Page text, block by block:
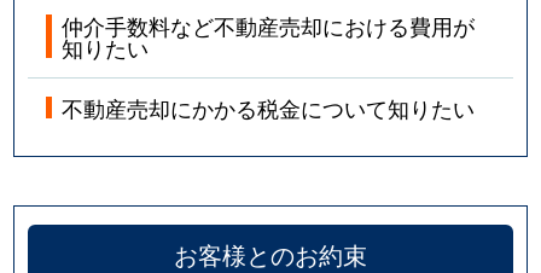
仲介手数料など不動産売却における費用が
知りたい
不動産売却にかかる税金について知りたい
お客様とのお約束